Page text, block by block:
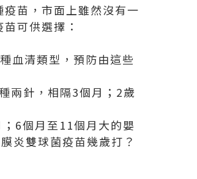
苗，市面上雖然沒有一
可供選擇：
血清類型，預防由這些
針，相隔3個月；2歲
6個月至11個月大的嬰
炎雙球菌疫苗幾歲打？